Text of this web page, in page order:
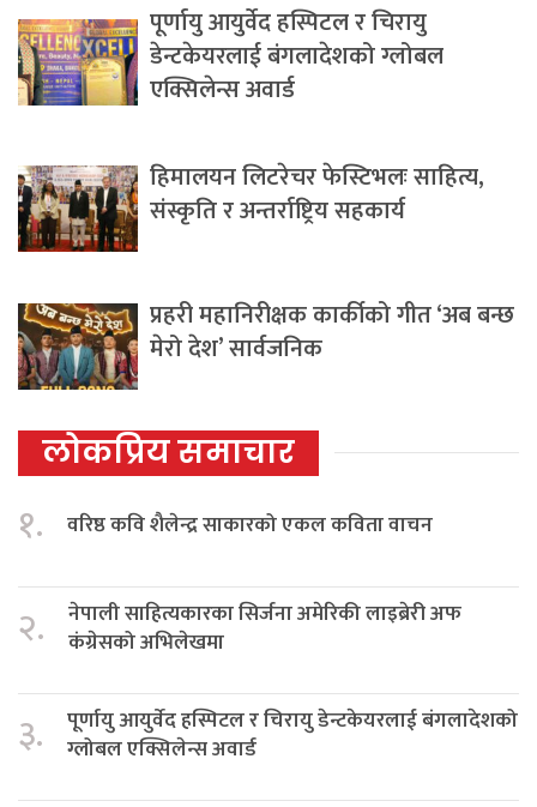
पूर्णायु आयुर्वेद हस्पिटल र चिरायु
डेन्टकेयरलाई बंगलादेशको ग्लोबल
एक्सिलेन्स अवार्ड
हिमालयन लिटरेचर फेस्टिभलः साहित्य,
संस्कृति र अन्तर्राष्ट्रिय सहकार्य
प्रहरी महानिरीक्षक कार्कीको गीत ‘अब बन्छ
मेरो देश’ सार्वजनिक
लोकप्रिय समाचार
१. वरिष्ठ कवि शैलेन्द्र साकारको एकल कविता वाचन
२.
नेपाली साहित्यकारका सिर्जना अमेरिकी लाइब्रेरी अफ
कंग्रेसको अभिलेखमा
३.
पूर्णायु आयुर्वेद हस्पिटल र चिरायु डेन्टकेयरलाई बंगलादेशको
ग्लोबल एक्सिलेन्स अवार्ड